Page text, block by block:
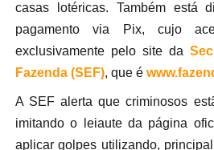
casas lotéricas. Também está
pagamento via Pix, cujo
exclusivamente pelo site da
Fazenda (SEF), que é
A SEF alerta que criminosos
imitando o leiaute da página
aplicar golpes utilizando,